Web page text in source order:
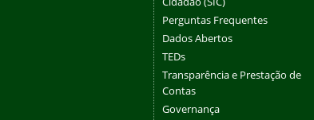
Perguntas Frequentes
Dados Abertos
TEDs
Transparência e Prestação de
Contas
Governança